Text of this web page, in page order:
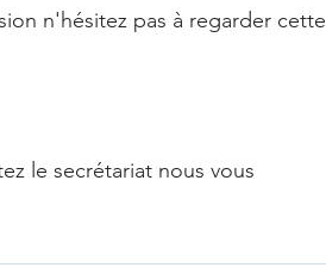
n'hésitez pas à regarder cette
le secrétariat nous vous